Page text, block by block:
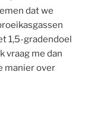
dat we
1,5-gradendoel
vraag me dan
manier over